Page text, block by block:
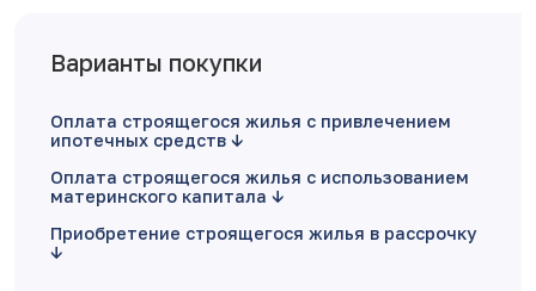
Варианты покупки
Оплата строящегося жилья с привлечением
ипотечных средств
Оплата строящегося жилья с использованием
материнского капитала
Приобретение строящегося жилья в рассрочку